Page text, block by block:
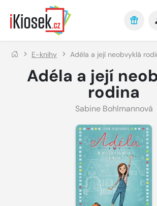
Přejít na hlavní obsah
E-knihy Adéla a její neobvyklá
Adéla a její
rodina
Sabine Bohlmannová